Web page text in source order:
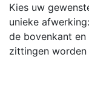
Kies uw
unieke afwerking:
de bovenkant
zittingen